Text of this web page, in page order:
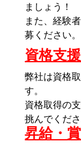
ましょう！
また、経験
募ください。
資格支
弊社は資格
す。
資格取得の
挑んでくださ
昇給・